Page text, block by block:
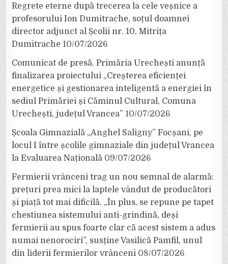
Regrete eterne după trecerea la cele veșnice a
profesorului Ion Dumitrache, soțul doamnei
director adjunct al Școlii nr. 10, Mitrița
Dumitrache 10/07/2026
Comunicat de presă. Primăria Urechești anunță
finalizarea proiectului „Creșterea eficienței
energetice și gestionarea inteligentă a energiei în
sediul Primăriei și Căminul Cultural, Comuna
Urechești, județul Vrancea” 10/07/2026
Școala Gimnazială „Anghel Saligny” Focșani, pe
locul I între școlile gimnaziale din județul Vrancea
la Evaluarea Națională 09/07/2026
Fermierii vrânceni trag un nou semnal de alarmă:
prețuri prea mici la laptele vândut de producători
și piață tot mai dificilă. „În plus, se repune pe tapet
chestiunea sistemului anti-grindină, deși
fermierii au spus foarte clar că acest sistem a adus
numai nenorociri”, susține Vasilică Pamfil, unul
din liderii fermierilor vrânceni 08/07/2026